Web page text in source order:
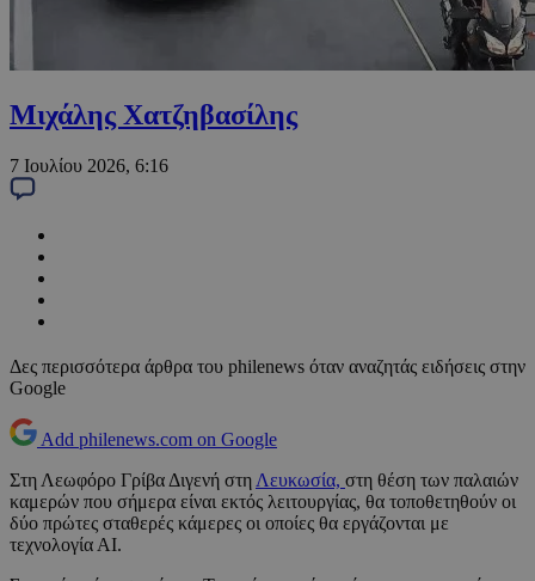
Μιχάλης Χατζηβασίλης
7 Ιουλίου 2026, 6:16
Δες περισσότερα άρθρα του philenews όταν αναζητάς ειδήσεις στην
Google
Add philenews.com on Google
Στη Λεωφόρο Γρίβα Διγενή στη Λευκωσία, στη θέση των παλαιών
καμερών που σήμερα είναι εκτός λειτουργίας, θα τοποθετηθούν οι
δύο πρώτες σταθερές κάμερες οι οποίες θα εργάζονται με
τεχνολογία ΑΙ.